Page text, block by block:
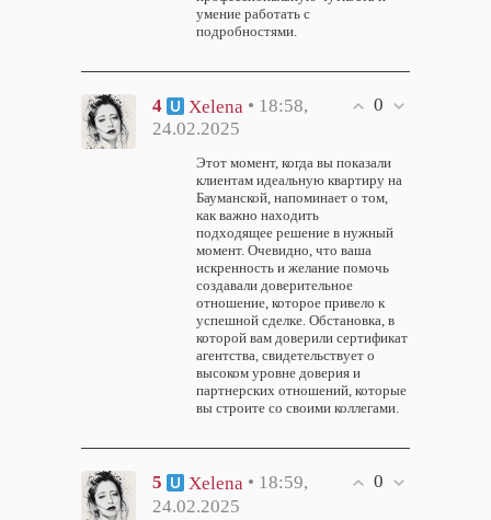
умение работать с
подробностями.
0
4 Xelena • 18:58,
24.02.2025
Этот момент, когда вы показали
клиентам идеальную квартиру на
Бауманской, напоминает о том,
как важно находить
подходящее решение в нужный
момент. Очевидно, что ваша
искренность и желание помочь
создавали доверительное
отношение, которое привело к
успешной сделке. Обстановка, в
которой вам доверили сертификат
агентства, свидетельствует о
высоком уровне доверия и
партнерских отношений, которые
вы строите со своими коллегами.
0
5 Xelena • 18:59,
24.02.2025